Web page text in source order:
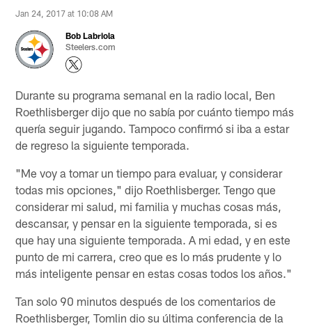
Jan 24, 2017 at 10:08 AM
Bob Labriola
Steelers.com
Durante su programa semanal en la radio local, Ben
Roethlisberger dijo que no sabía por cuánto tiempo más
quería seguir jugando. Tampoco confirmó si iba a estar
de regreso la siguiente temporada.
"Me voy a tomar un tiempo para evaluar, y considerar
todas mis opciones," dijo Roethlisberger. Tengo que
considerar mi salud, mi familia y muchas cosas más,
descansar, y pensar en la siguiente temporada, si es
que hay una siguiente temporada. A mi edad, y en este
punto de mi carrera, creo que es lo más prudente y lo
más inteligente pensar en estas cosas todos los años."
Tan solo 90 minutos después de los comentarios de
Roethlisberger, Tomlin dio su última conferencia de la